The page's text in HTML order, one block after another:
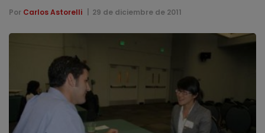
Por Carlos Astorelli 29 de diciembre de 2011